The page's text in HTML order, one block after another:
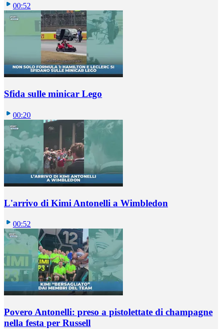
00:52
Sfida sulle minicar Lego
00:20
L'arrivo di Kimi Antonelli a Wimbledon
00:52
Povero Antonelli: preso a pistolettate di champagne
nella festa per Russell